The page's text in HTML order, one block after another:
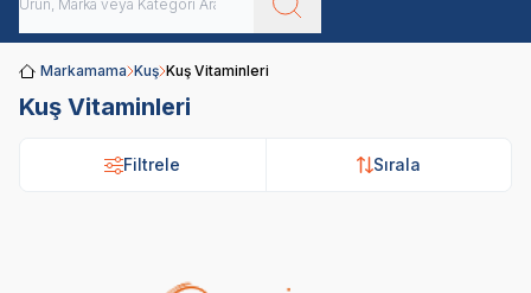
Markamama Kuş Kuş Vitaminleri
Kuş Vitaminleri
Filtrele Sırala
Filtrele Sırala